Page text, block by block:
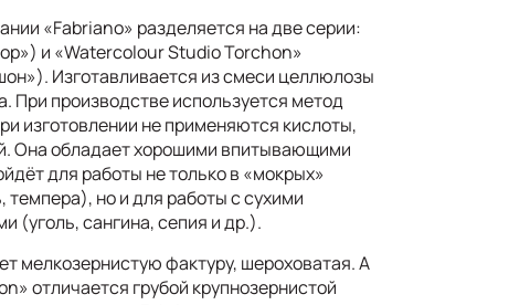
«Fabriano» разделяется на две серии:
и «Watercolour Studio Torchon»
Изготавливается из смеси целлюлозы
При производстве используется метод
изготовлении не применяются кислоты,
Она обладает хорошими впитывающими
для работы не только в «мокрых»
темпера), но и для работы с сухими
(уголь, сангина, сепия и др.).
мелкозернистую фактуру, шероховатая. А
отличается грубой крупнозернистой